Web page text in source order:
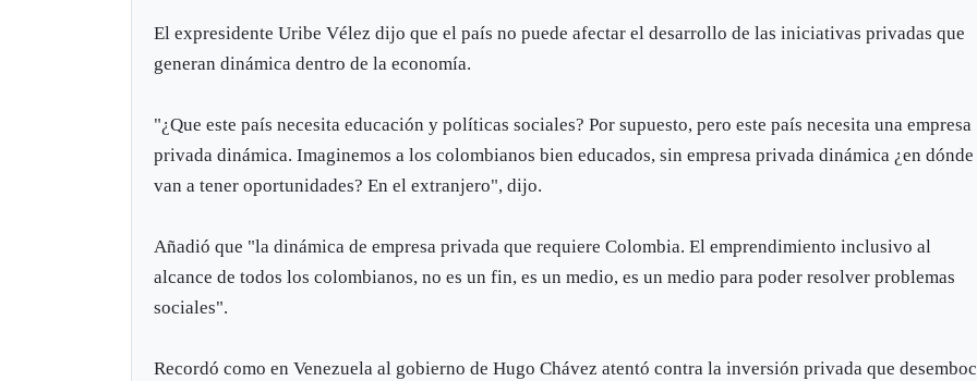
El expresidente Uribe Vélez dijo que el país no puede afectar el desarrollo de las iniciativas privadas que
generan dinámica dentro de la economía.
"¿Que este país necesita educación y políticas sociales? Por supuesto, pero este país necesita una empresa
privada dinámica. Imaginemos a los colombianos bien educados, sin empresa privada dinámica ¿en dónde
van a tener oportunidades? En el extranjero", dijo.
Añadió que "la dinámica de empresa privada que requiere Colombia. El emprendimiento inclusivo al
alcance de todos los colombianos, no es un fin, es un medio, es un medio para poder resolver problemas
sociales".
Recordó como en Venezuela al gobierno de Hugo Chávez atentó contra la inversión privada que